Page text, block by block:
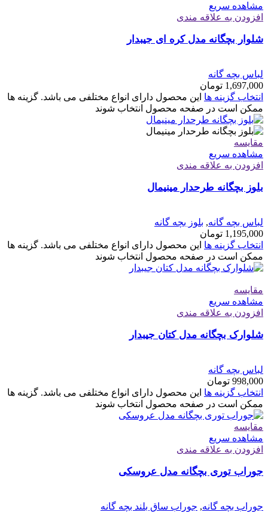
مشاهده سریع
افزودن به علاقه مندی
شلوار بچگانه مدل کره ای جیبدار
لباس بچه گانه
1,697,000 تومان
انتخاب گزینه ها این محصول دارای انواع مختلفی می باشد. گزینه ها
ممکن است در صفحه محصول انتخاب شوند
مقایسه
مشاهده سریع
افزودن به علاقه مندی
بلوز بچگانه طرحدار مینیمال
لباس بچه گانه, بلوز بچه گانه
1,195,000 تومان
انتخاب گزینه ها این محصول دارای انواع مختلفی می باشد. گزینه ها
ممکن است در صفحه محصول انتخاب شوند
مقایسه
مشاهده سریع
افزودن به علاقه مندی
شلوارک بچگانه مدل کتان جیبدار
لباس بچه گانه
998,000 تومان
انتخاب گزینه ها این محصول دارای انواع مختلفی می باشد. گزینه ها
ممکن است در صفحه محصول انتخاب شوند
مقایسه
مشاهده سریع
افزودن به علاقه مندی
جوراب توری بچگانه مدل عروسکی
جوراب بچه گانه, جوراب ساق بلند بچه گانه